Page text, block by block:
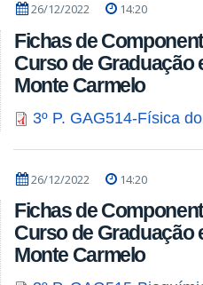
26/12/2022 14:20
Fichas de
Curso de Graduação
Monte Carmelo
3º P. GAG514-Física
26/12/2022 14:20
Fichas de
Curso de Graduação
Monte Carmelo